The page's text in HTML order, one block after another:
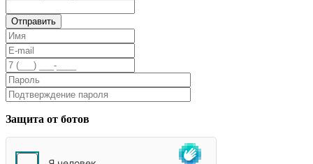
Защита от ботов